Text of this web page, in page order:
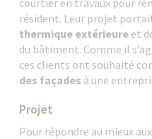
courtier en travaux pour
résident. Leur projet
thermique extérieure et
du bâtiment. Comme il
ces clients ont souhaité
des façades à une
Projet
Pour répondre au mieux